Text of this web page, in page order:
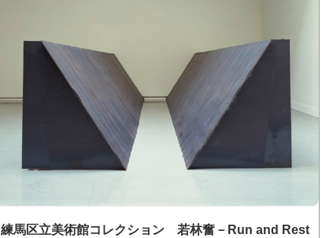
練馬区立美術館コレクション 若林奮－Run and Rest